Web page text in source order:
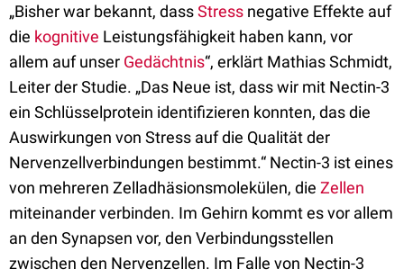
„Bisher war bekannt, dassStress negative Effekte auf
die kognitive Leistungsfähigkeit haben kann, vor
allem auf unser Gedächtnis“, erklärt Mathias Schmidt,
Leiter der Studie. „Das Neue ist, dass wir mit Nectin-3
ein Schlüsselprotein identifizieren konnten, das die
Auswirkungen von Stress auf die Qualität der
Nervenzellverbindungen bestimmt.“ Nectin-3 ist eines
von mehreren Zelladhäsionsmolekülen, die Zellen
miteinander verbinden. Im Gehirn kommt es vor allem
an den Synapsen vor, den Verbindungsstellen
zwischen den Nervenzellen. Im Falle von Nectin-3